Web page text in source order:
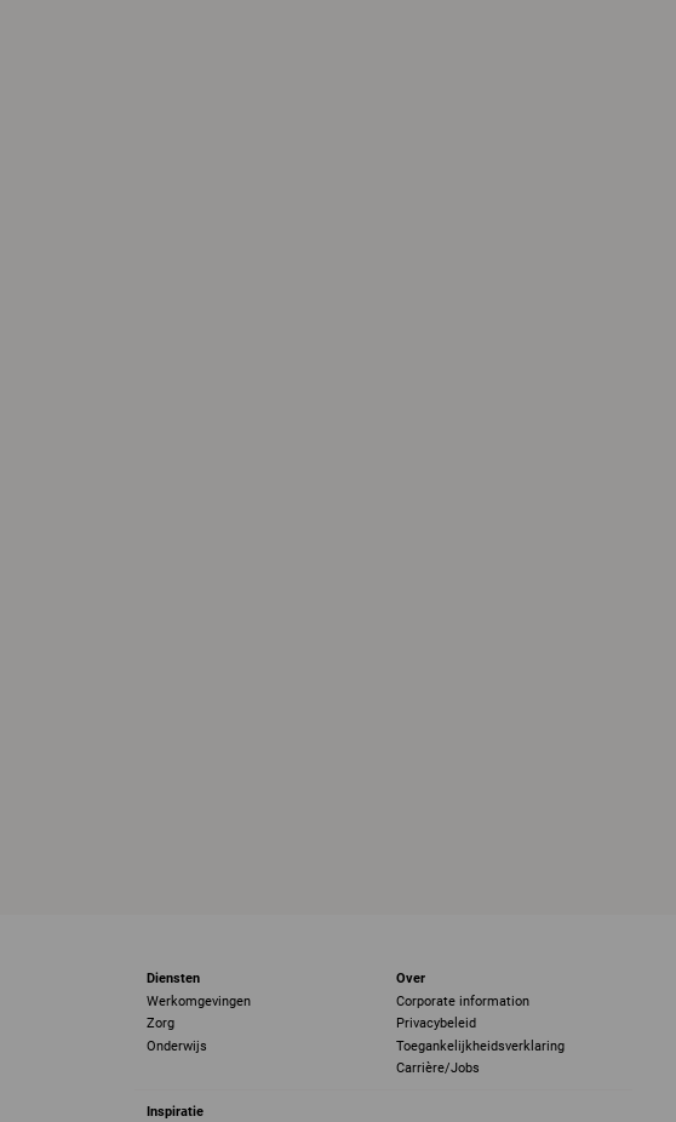
Diensten
Werkomgevingen
Zorg
Onderwijs
Over
Corporate information
Privacybeleid
Toegankelijkheidsverklaring
Carrière/Jobs
Inspiratie